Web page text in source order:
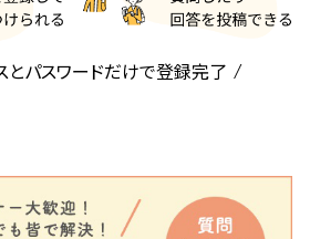
とパスワードだけで登録完了